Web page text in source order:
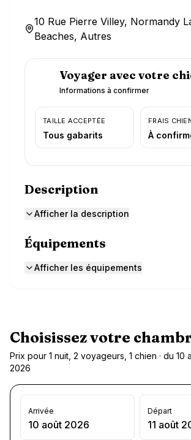
10 Rue Pierre Villey, Normandy
Beaches, Autres
Voyager avec votre
Informations à confirmer
TAILLE ACCEPTÉE
Tous gabarits
FRAIS
À
Description
Afficher la description
Équipements
Afficher les équipements
Choisissez votre
Prix pour 1 nuit, 2 voyageurs, 1 chien · du 10
2026
Arrivée
10 août 2026
Départ
11 août